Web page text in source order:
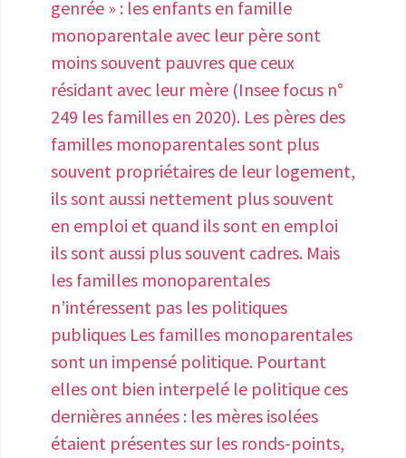
de certains frais médicaux. Pour y avoir
droit, la personne concernée doit être
atteinte d'une endométriose sévère qui
nécessite un traitement de plus de 6
mois. Cela signifie surtout que c’est à la
libre appréciation du médecin conseil
et de l’Assurance Maladie d’accorder ou
non cette ALD. A l’évidence, les critères
actuels fonctionnent comme des «
plafonds de verre » avec des seuils de
douleur féminine légitime et
d’inégalités de santé acceptables qui
n’ont pas été revus depuis longtemps.
Pour toutes ces raisons, il est
indispensable de déployer de nouvelles
mesures et politiques publiques qui
genrée » : les enfants en famille
monoparentale avec leur père sont
moins souvent pauvres que ceux
résidant avec leur mère (Insee focus n°
249 les familles en 2020). Les pères des
familles monoparentales sont plus
souvent propriétaires de leur logement,
ils sont aussi nettement plus souvent
en emploi et quand ils sont en emploi
ils sont aussi plus souvent cadres. Mais
les familles monoparentales
n’intéressent pas les politiques
publiques Les familles monoparentales
sont un impensé politique. Pourtant
elles ont bien interpelé le politique ces
dernières années : les mères isolées
étaient présentes sur les ronds-points,